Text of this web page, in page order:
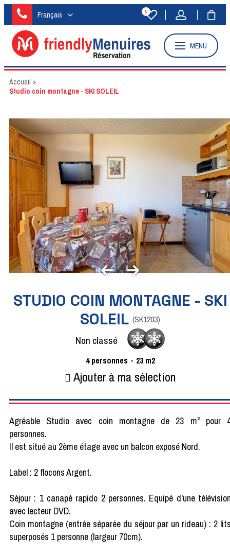
Français 0
MENU
Accueil >
Studio coin montagne - SKI SOLEIL
STUDIO COIN MONTAGNE - SKI
SOLEIL (SK1203)
Non classé
4 personnes 23 m2
Ajouter à ma sélection
Agréable Studio avec coin montagne de 23 m² pour
personnes.
Il est situé au 2ème étage avec un balcon exposé Nord.
Label : 2 flocons Argent.
Séjour : 1 canapé rapido 2 personnes. Equipé d'une
avec lecteur DVD.
Coin montagne (entrée séparée du séjour par un rideau) : 2
superposés 1 personne (largeur 70cm).